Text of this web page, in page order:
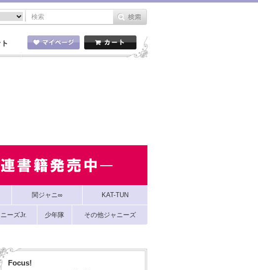
関ジャニ∞ KAT-TUN
ーズJr. 少年隊 その他ジャニーズ
Focus!